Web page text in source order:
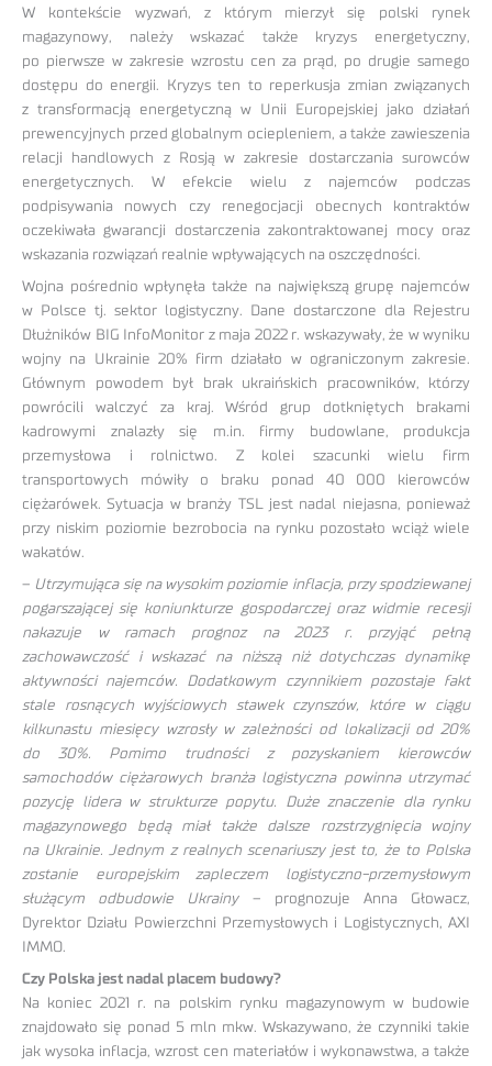
W kontekście wyzwań, z którym mierzył się polski rynek
magazynowy, należy wskazać także kryzys energetyczny,
po pierwsze w zakresie wzrostu cen za prąd, po drugie samego
dostępu do energii. Kryzys ten to reperkusja zmian związanych
z transformacją energetyczną w Unii Europejskiej jako działań
prewencyjnych przed globalnym ociepleniem, a także zawieszenia
relacji handlowych z Rosją w zakresie dostarczania surowców
energetycznych. W efekcie wielu z najemców podczas
podpisywania nowych czy renegocjacji obecnych kontraktów
oczekiwała gwarancji dostarczenia zakontraktowanej mocy oraz
wskazania rozwiązań realnie wpływających na oszczędności.
Wojna pośrednio wpłynęła także na największą grupę najemców
w Polsce tj. sektor logistyczny. Dane dostarczone dla Rejestru
Dłużników BIG InfoMonitor z maja 2022 r. wskazywały, że w wyniku
wojny na Ukrainie 20% firm działało w ograniczonym zakresie.
Głównym powodem był brak ukraińskich pracowników, którzy
powrócili walczyć za kraj. Wśród grup dotkniętych brakami
kadrowymi znalazły się m.in. firmy budowlane, produkcja
przemysłowa i rolnictwo. Z kolei szacunki wielu firm
transportowych mówiły o braku ponad 40 000 kierowców
ciężarówek. Sytuacja w branży TSL jest nadal niejasna, ponieważ
przy niskim poziomie bezrobocia na rynku pozostało wciąż wiele
wakatów.
– Utrzymująca się na wysokim poziomie inflacja, przy spodziewanej
pogarszającej się koniunkturze gospodarczej oraz widmie recesji
nakazuje w ramach prognoz na 2023 r. przyjąć pełną
zachowawczość i wskazać na niższą niż dotychczas dynamikę
aktywności najemców. Dodatkowym czynnikiem pozostaje fakt
stale rosnących wyjściowych stawek czynszów, które w ciągu
kilkunastu miesięcy wzrosły w zależności od lokalizacji od 20%
do 30%. Pomimo trudności z pozyskaniem kierowców
samochodów ciężarowych branża logistyczna powinna utrzymać
pozycję lidera w strukturze popytu. Duże znaczenie dla rynku
magazynowego będą miał także dalsze rozstrzygnięcia wojny
na Ukrainie. Jednym z realnych scenariuszy jest to, że to Polska
zostanie europejskim zapleczem logistyczno-przemysłowym
służącym odbudowie Ukrainy– prognozuje Anna Głowacz,
Dyrektor Działu Powierzchni Przemysłowych i Logistycznych, AXI
IMMO.
Czy Polska jest nadal placem budowy?
Na koniec 2021 r. na polskim rynku magazynowym w budowie
znajdowało się ponad 5 mln mkw. Wskazywano, że czynniki takie
jak wysoka inflacja, wzrost cen materiałów i wykonawstwa, a także